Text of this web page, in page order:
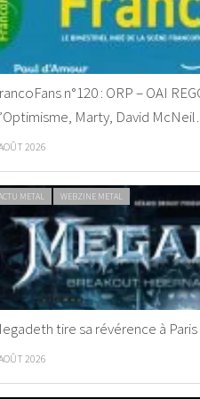
n°120 : ORP – OAI
Marty, David
2026
METAL WEBZINE METAL
tire sa révérence à
2026